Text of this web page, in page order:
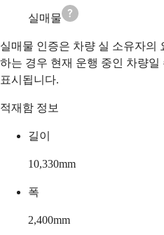
실매물
실매물 인증은 차량 실 소유자의
하는 경우 현재 운행 중인 차량
표시됩니다.
적재함 정보
길이
10,330mm
폭
2,400mm